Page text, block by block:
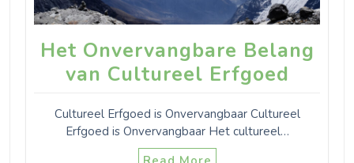
Het Onvervangbare Belang
van Cultureel Erfgoed
Cultureel Erfgoed is Onvervangbaar Cultureel
Erfgoed is Onvervangbaar Het cultureel…